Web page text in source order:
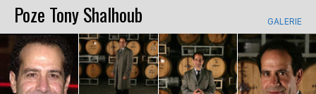
Poze Tony Shalhoub GALERIE